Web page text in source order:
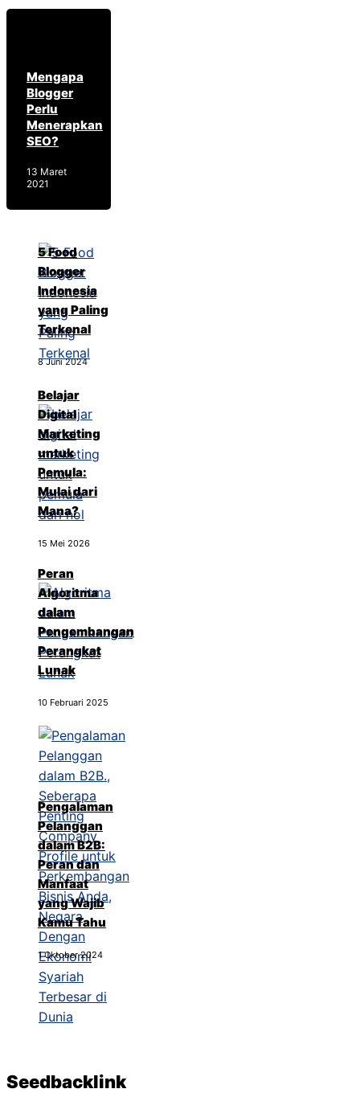
Mengapa
Blogger
Perlu
Menerapkan
SEO?
13 Maret
2021
5 Food
Blogger
Indonesia
yang Paling
Terkenal
8 Juni 2024
Belajar
Digital
Marketing
untuk
Pemula:
Mulai dari
Mana?
15 Mei 2026
Peran
Algoritma
dalam
Pengembangan
Perangkat
Lunak
10 Februari 2025
Pengalaman
Pelanggan
dalam B2B:
Peran dan
Manfaat
yang Wajib
Kamu Tahu
1 Oktober 2024
Seedbacklink